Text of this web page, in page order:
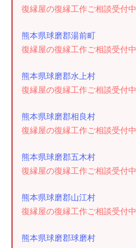
復縁屋の復縁工作ご相談受付中
熊本県球磨郡湯前町
復縁屋の復縁工作ご相談受付中
熊本県球磨郡水上村
復縁屋の復縁工作ご相談受付中
熊本県球磨郡相良村
復縁屋の復縁工作ご相談受付中
熊本県球磨郡五木村
復縁屋の復縁工作ご相談受付中
熊本県球磨郡山江村
復縁屋の復縁工作ご相談受付中
熊本県球磨郡球磨村